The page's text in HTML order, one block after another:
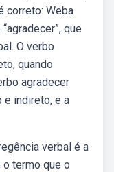
correto: Weba
que
O verbo
quando
agradecer
e indireto, e a
verbal é a
termo que o